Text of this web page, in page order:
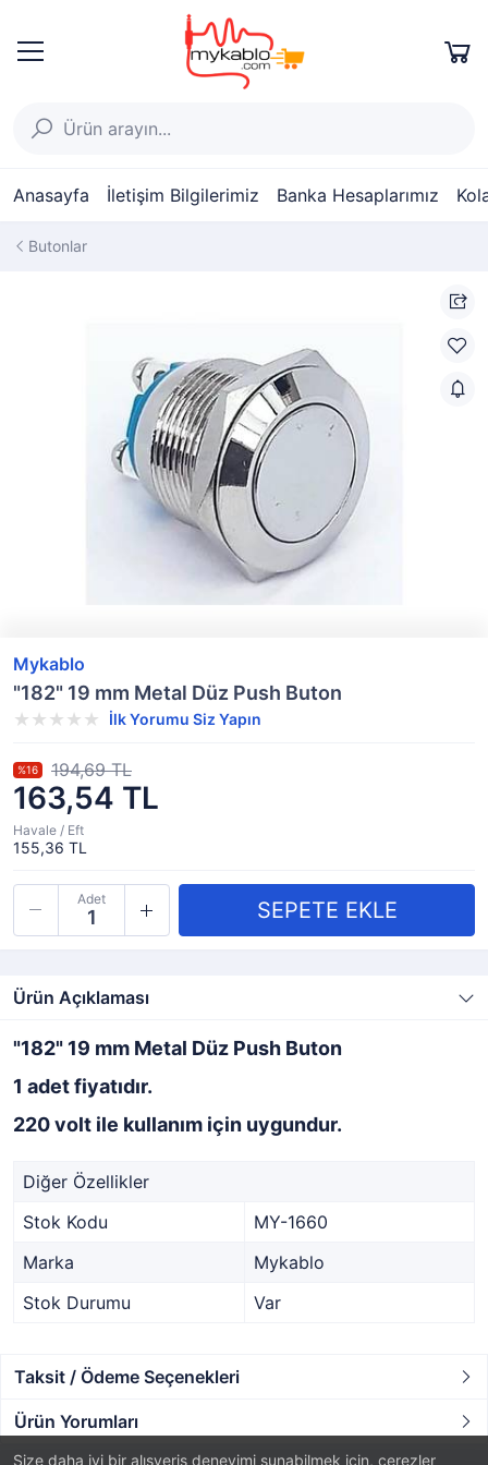
Anasayfa İletişim Bilgilerimiz Banka Hesaplarımız
Size daha iyi bir alışveriş deneyimi sunabilmek için, çerezler
Butonlar
Mykablo
"182" 19 mm Metal Düz Push Buton
İlk Yorumu Siz Yapın
163,54 TL
%16 194,69 TL
Havale / Eft
155,36 TL
Adet
Ürün Açıklaması
"182" 19 mm Metal Düz Push Buton
1 adet fiyatıdır.
220 volt ile kullanım için uygundur.
Diğer Özellikler
Stok Kodu
MY-1660
Marka
Mykablo
Stok Durumu
Var
Taksit / Ödeme Seçenekleri
Ürün Yorumları